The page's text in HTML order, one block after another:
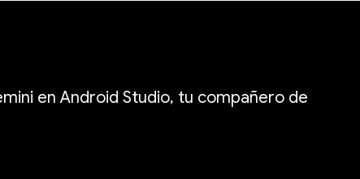
en Android Studio, tu compañero de